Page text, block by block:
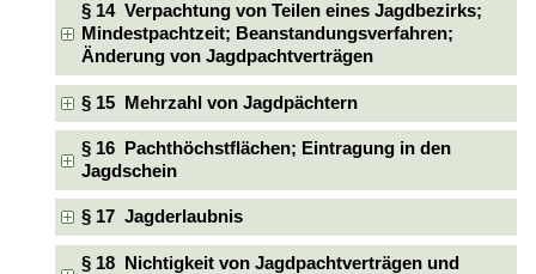
§ 14 Verpachtung von Teilen eines Jagdbezirks;
Mindestpachtzeit; Beanstandungsverfahren;
Änderung von Jagdpachtverträgen
§ 15 Mehrzahl von Jagdpächtern
§ 16 Pachthöchstflächen; Eintragung in den
Jagdschein
§ 17 Jagderlaubnis
§ 18 Nichtigkeit von Jagdpachtverträgen und